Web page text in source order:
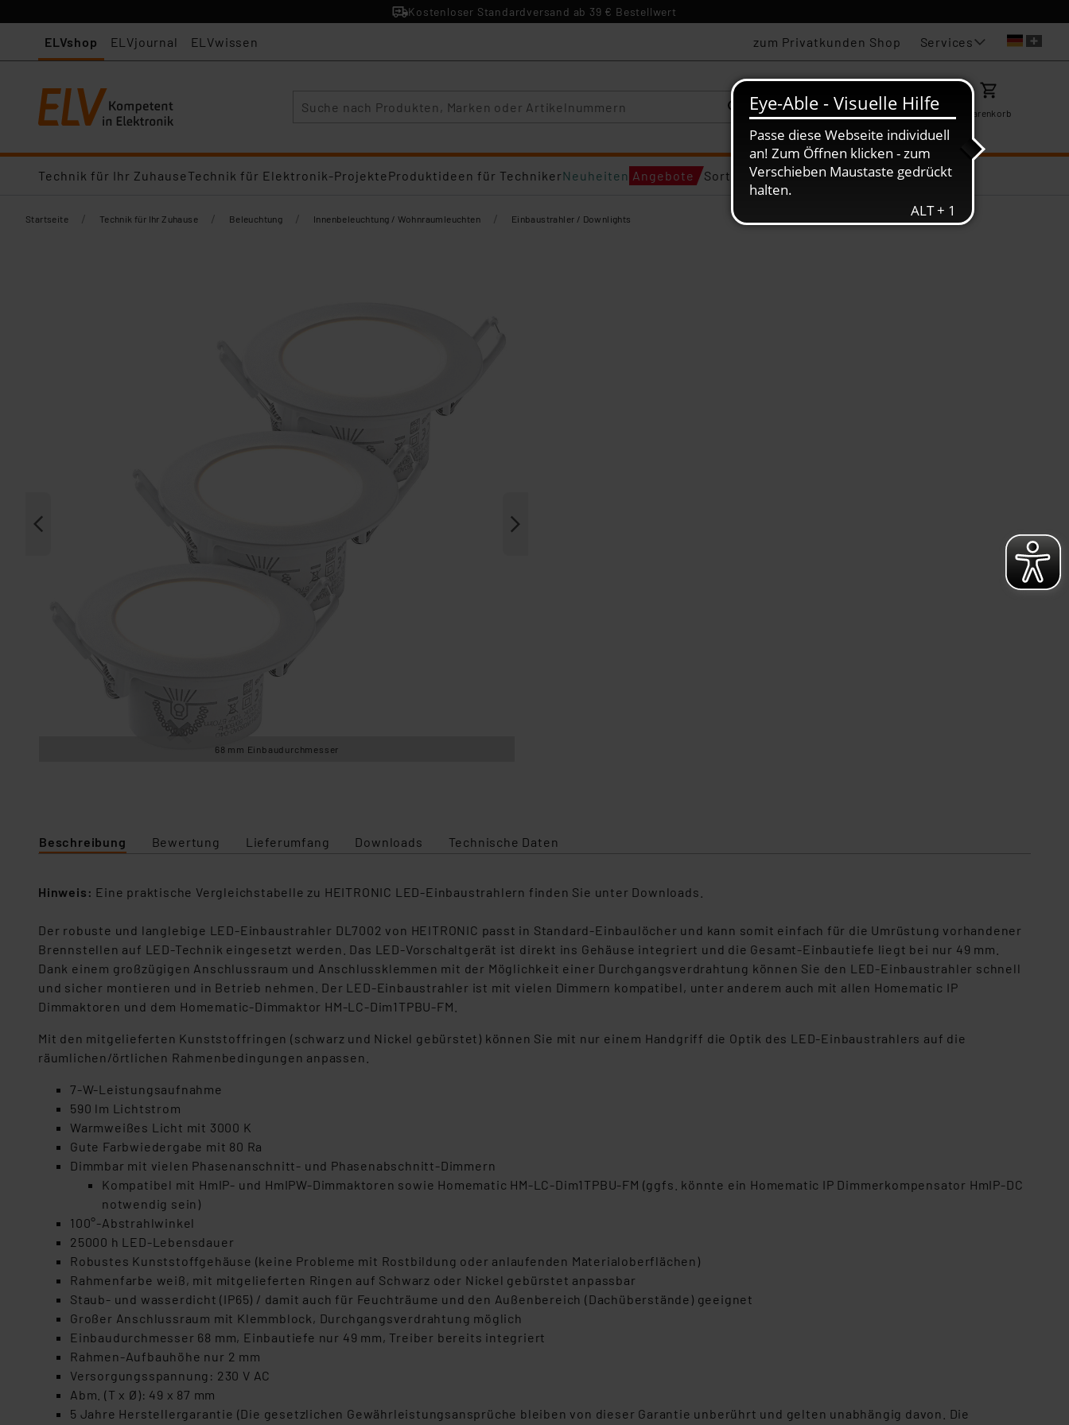
Kostenloser Standardversand ab 39 € Bestellwert
ELVshop ELVjournal ELVwissen zum Privatkunden Shop Services
KarriereMein ELV Merkzettel Warenkorb
Technik für Ihr ZuhauseTechnik für Elektronik-ProjekteProduktideen für TechnikerNeuheiten Angebote Sortiments-Deals
Startseite / Technik für Ihr Zuhause / Beleuchtung / Innenbeleuchtung / Wohnraumleuchten / Einbaustrahler / Downlights
68 mm Einbaudurchmesser
Beschreibung Bewertung Lieferumfang Downloads Technische Daten
Hinweis: Eine praktische Vergleichstabelle zu HEITRONIC LED-Einbaustrahlern finden Sie unter Downloads.
Der robuste und langlebige LED-Einbaustrahler DL7002 von HEITRONIC passt in Standard-Einbaulöcher und kann somit einfach für die Umrüstung vorhandener
Brennstellen auf LED-Technik eingesetzt werden. Das LED-Vorschaltgerät ist direkt ins Gehäuse integriert und die Gesamt-Einbautiefe liegt bei nur 49 mm.
Dank einem großzügigen Anschlussraum und Anschlussklemmen mit der Möglichkeit einer Durchgangsverdrahtung können Sie den LED-Einbaustrahler schnell
und sicher montieren und in Betrieb nehmen. Der LED-Einbaustrahler ist mit vielen Dimmern kompatibel, unter anderem auch mit allen Homematic IP
Dimmaktoren und dem Homematic-Dimmaktor HM-LC-Dim1TPBU-FM.
Mit den mitgelieferten Kunststoffringen (schwarz und Nickel gebürstet) können Sie mit nur einem Handgriff die Optik des LED-Einbaustrahlers auf die
räumlichen/örtlichen Rahmenbedingungen anpassen.
7-W-Leistungsaufnahme
590 lm Lichtstrom
Warmweißes Licht mit 3000 K
Gute Farbwiedergabe mit 80 Ra
Dimmbar mit vielen Phasenanschnitt- und Phasenabschnitt-Dimmern
Kompatibel mit HmIP- und HmIPW-Dimmaktoren sowie Homematic HM-LC-Dim1TPBU-FM (ggfs. könnte ein Homematic IP Dimmerkompensator HmIP-DC
notwendig sein)
100°-Abstrahlwinkel
25000 h LED-Lebensdauer
Robustes Kunststoffgehäuse (keine Probleme mit Rostbildung oder anlaufenden Materialoberflächen)
Rahmenfarbe weiß, mit mitgelieferten Ringen auf Schwarz oder Nickel gebürstet anpassbar
Staub- und wasserdicht (IP65) / damit auch für Feuchträume und den Außenbereich (Dachüberstände) geeignet
Großer Anschlussraum mit Klemmblock, Durchgangsverdrahtung möglich
Einbaudurchmesser 68 mm, Einbautiefe nur 49 mm, Treiber bereits integriert
Rahmen-Aufbauhöhe nur 2 mm
Versorgungsspannung: 230 V AC
Abm. (T x Ø): 49 x 87 mm
5 Jahre Herstellergarantie (Die gesetzlichen Gewährleistungsansprüche bleiben von dieser Garantie unberührt und gelten unabhängig davon. Die